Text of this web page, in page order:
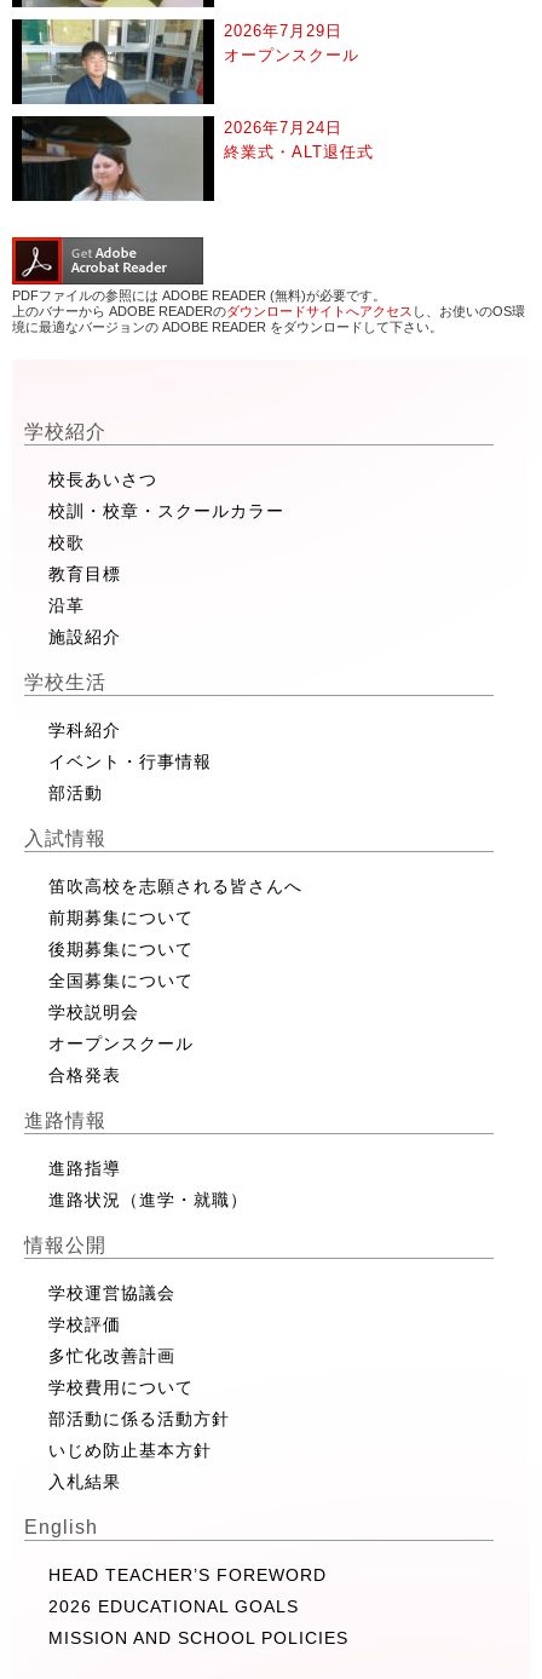
2026年7月29日
オープンスクール
2026年7月24日
終業式・ALT退任式
PDFファイルの参照には ADOBE READER (無料)が必要です。
上のバナーから ADOBE READERのダウンロードサイトへアクセス し、お使いのOS環
境に最適なバージョンの ADOBE READER をダウンロードして下さい。
学校紹介
校長あいさつ
校訓・校章・スクールカラー
校歌
教育目標
沿革
施設紹介
学校生活
学科紹介
イベント・行事情報
部活動
入試情報
笛吹高校を志願される皆さんへ
前期募集について
後期募集について
全国募集について
学校説明会
オープンスクール
合格発表
進路情報
進路指導
進路状況（進学・就職）
情報公開
学校運営協議会
学校評価
多忙化改善計画
学校費用について
部活動に係る活動方針
いじめ防止基本方針
入札結果
English
HEAD TEACHER’S FOREWORD
2026 EDUCATIONAL GOALS
MISSION AND SCHOOL POLICIES